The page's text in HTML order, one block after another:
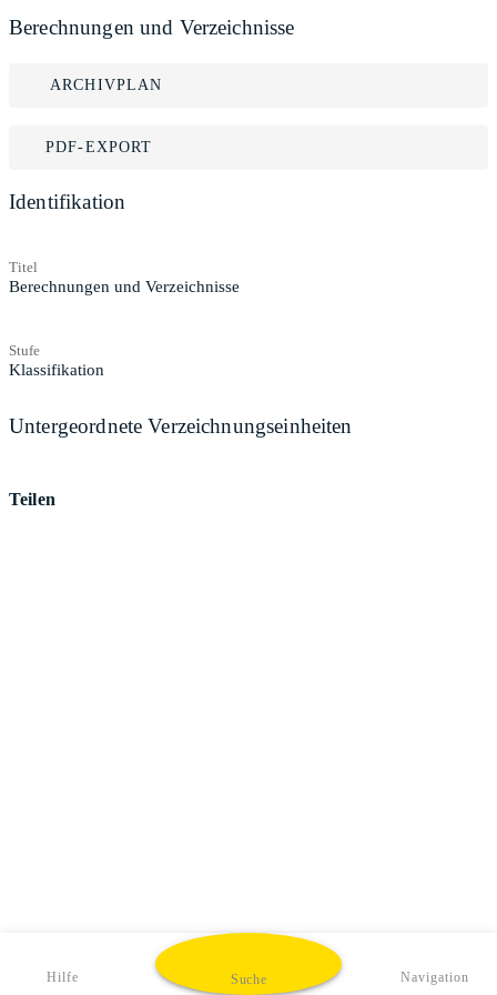
Berechnungen und Verzeichnisse
ARCHIVPLAN
PDF-EXPORT
Identifikation
Titel
Berechnungen und Verzeichnisse
Stufe
Klassifikation
Untergeordnete Verzeichnungseinheiten
Teilen
Hilfe Suche Navigation